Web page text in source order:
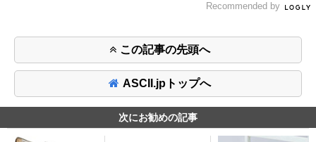
Recommended by
この記事の先頭へ
ASCII.jpトップへ
次にお勧めの記事